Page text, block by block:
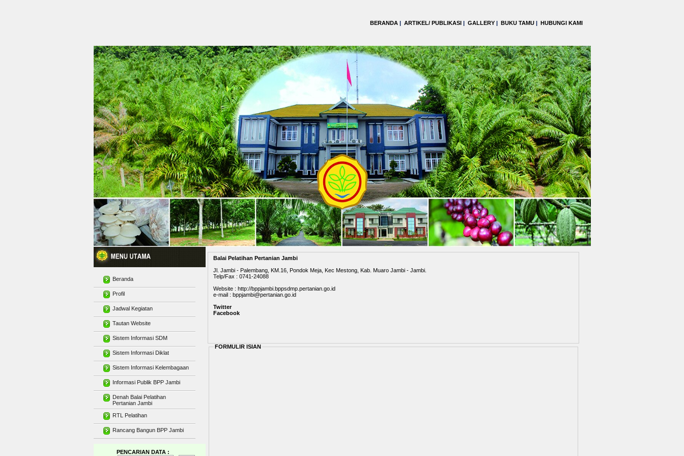
BERANDA | ARTIKEL/ PUBLIKASI | GALLERY | BUKU TAMU | HUBUNGI KAMI
Beranda
Profil
Jadwal Kegiatan
Tautan Website
Sistem Informasi SDM
Sistem Informasi Diklat
Sistem Informasi Kelembagaan
Informasi Publik BPP Jambi
Denah Balai Pelatihan
Pertanian Jambi
RTL Pelatihan
Rancang Bangun BPP Jambi
PENCARIAN DATA :
Balai Pelatihan Pertanian Jambi
Jl. Jambi - Palembang, KM.16, Pondok Meja, Kec Mestong, Kab. Muaro Jambi - Jambi.
Telp/Fax : 0741-24088
Website : http://bppjambi.bppsdmp.pertanian.go.id
e-mail : bppjambi@pertanian.go.id
Twitter
Facebook
FORMULIR ISIAN